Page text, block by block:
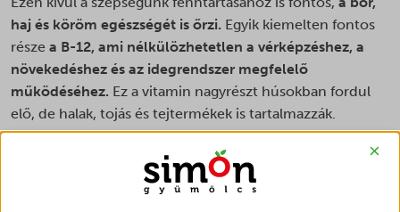
haj és köröm egészségét is őrzi. Egyik kiemelten fontos
része a B-12, ami nélkülözhetetlen a vérképzéshez, a
növekedéshez és az idegrendszer megfelelő
működéséhez. Ez a vitamin nagyrészt húsokban fordul
elő, de halak, tojás és tejtermékek is tartalmazzák.
Növényi forrásként a búzakorpa, a spenót, a cékla,
fekete ribizli és a dió említhető meg.
×